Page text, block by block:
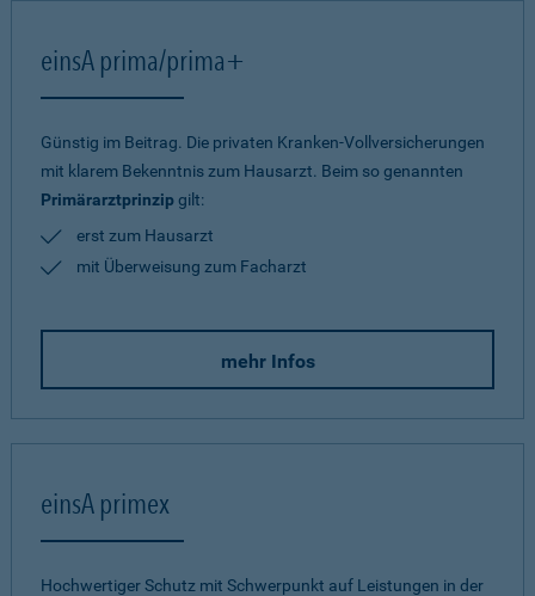
einsA prima/prima+
Günstig im Beitrag. Die privaten Kranken-Vollversicherungen
mit klarem Bekenntnis zum Hausarzt. Beim so genannten
Primärarztprinzipgilt:
erst zum Hausarzt
mit Überweisung zum Facharzt
mehr Infos
einsA primex
Hochwertiger Schutz mit Schwerpunkt auf Leistungen in der